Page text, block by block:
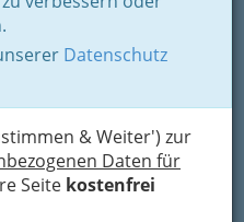
Datenschutz
& Weiter') zur
Daten für
Seite kostenfrei
führendes